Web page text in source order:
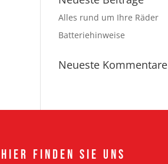
Alles rund um Ihre Räder
Batteriehinweise
Neueste Kommentare
Hier Finden Sie uns